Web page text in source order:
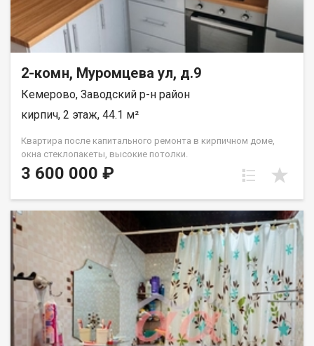
2-комн, Муромцева ул, д.9
Кемерово, Заводский р-н район
кирпич, 2 этаж, 44.1 м²
Квартира после капитального ремонта в кирпичном доме,
окна стеклопакеты, высокие потолки.
3 600 000 ₽